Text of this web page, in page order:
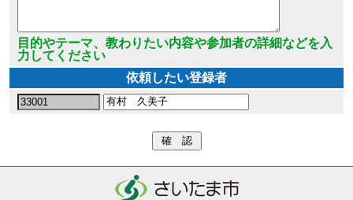
目的やテーマ、教わりたい内容や参加者の詳細などを入
力してください
依頼したい登録者